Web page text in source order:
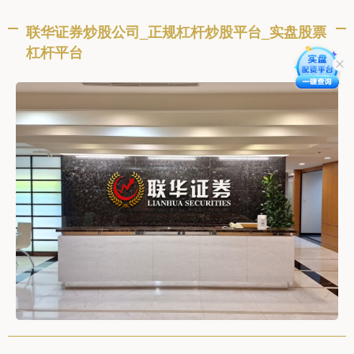
联华证券炒股公司_正规杠杆炒股平台_实盘股票
杠杆平台